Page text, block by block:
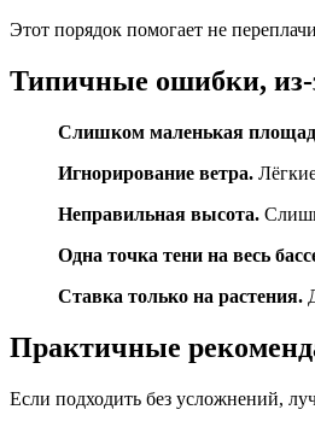
Этот порядок помогает не
Типичные ошибки, из-
Слишком маленькая
Игнорирование ветра.
Неправильная высота.
Одна точка тени на весь
Ставка только на растения.
Практичные
Если подходить без усложнений,